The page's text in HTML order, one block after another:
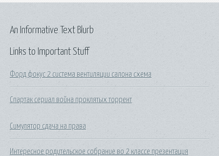
Links to Important Stuff
Форд фокус 2 система вентиляции салона схема
Спартак сериал война проклятых торрент
Симулятор сдача на права
Интересное родительское собрание во 2 классе презентация
An Informative Text Blurb